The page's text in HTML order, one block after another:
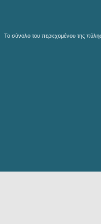
Το σύνολο του περιεχομένου της